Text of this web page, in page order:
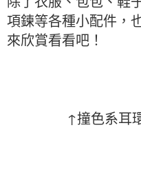
項鍊等各種小配件，
來欣賞看看吧！
↑撞色系耳